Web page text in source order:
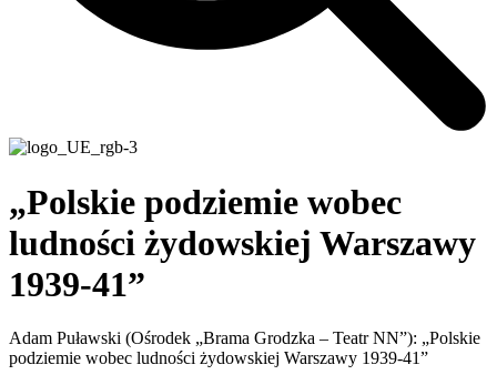
„Polskie podziemie wobec
ludności żydowskiej Warszawy
1939-41”
Adam Puławski (Ośrodek „Brama Grodzka – Teatr NN”): „Polskie
podziemie wobec ludności żydowskiej Warszawy 1939-41”